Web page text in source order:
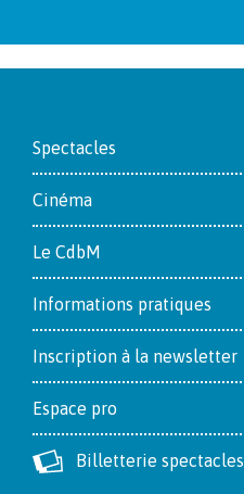
Footer
Spectacles
Cinéma
Le CdbM
Informations pratiques
Inscription à la newsletter
Espace pro
Billetterie spectacles